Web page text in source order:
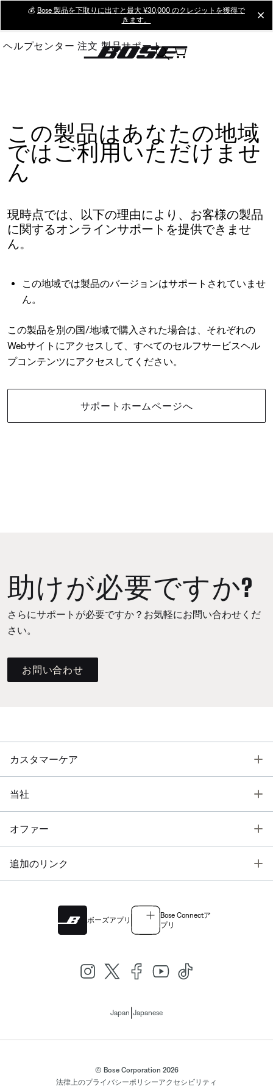
Main
💰 Bose 製品を下取りに出すと最大 ¥30,000 のクレジットを獲得で
きます。
ヘルプセンター 注文 製品サポート
この製品はあなたの地域
ではご利用いただけませ
ん
現時点では、以下の理由により、お客様の製品
に関するオンラインサポートを提供できませ
ん。
この地域では製品のバージョンはサポートされていませ
ん。
この製品を別の国/地域で購入された場合は、それぞれの
Webサイトにアクセスして、すべてのセルフサービスヘル
プコンテンツにアクセスしてください。
サポートホームページへ
助けが必要ですか?
さらにサポートが必要ですか？お気軽にお問い合わせくだ
さい。
お問い合わせ
カスタマーケア
当社
オファー
追加のリンク
ボーズアプリ
Bose Connectア
プリ
Japan Japanese
© Bose Corporation 2026
法律上のプライバシーポリシーアクセシビリティ